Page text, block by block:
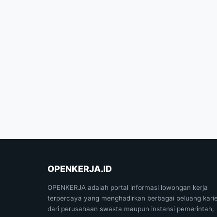
OPENKERJA.ID
OPENKERJA adalah portal informasi lowongan kerja
terpercaya yang menghadirkan berbagai peluang
dari perusahaan swasta maupun instansi pemerintah,